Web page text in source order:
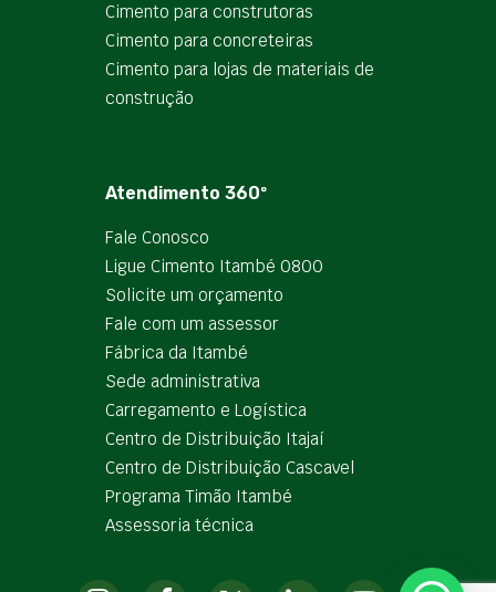
Cimento para construtoras
Cimento para concreteiras
Cimento para lojas de materiais de
construção
Atendimento 360º
Fale Conosco
Ligue Cimento Itambé 0800
Solicite um orçamento
Fale com um assessor
Fábrica da Itambé
Sede administrativa
Carregamento e Logística
Centro de Distribuição Itajaí
Centro de Distribuição Cascavel
Programa Timão Itambé
Assessoria técnica